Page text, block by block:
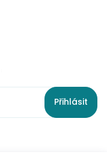
Přihlásit